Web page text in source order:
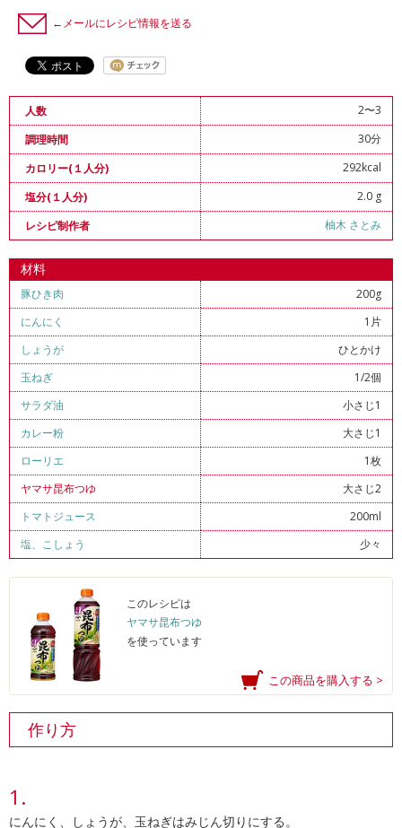
←メールにレシピ情報を送る
人数
2〜3
調理時間
30分
カロリー(１人分)
292kcal
塩分(１人分)
2.0 g
レシピ制作者
柚木 さとみ
材料
豚ひき肉
200g
にんにく
1片
しょうが
ひとかけ
玉ねぎ
1/2個
サラダ油
小さじ1
カレー粉
大さじ1
ローリエ
1枚
ヤマサ昆布つゆ
大さじ2
トマトジュース
200ml
塩、 こしょう 少々
このレシピは
ヤマサ昆布つゆ
を使っています
この商品を購入する >
作り方
にんにく、しょうが、玉ねぎはみじん切りにする。